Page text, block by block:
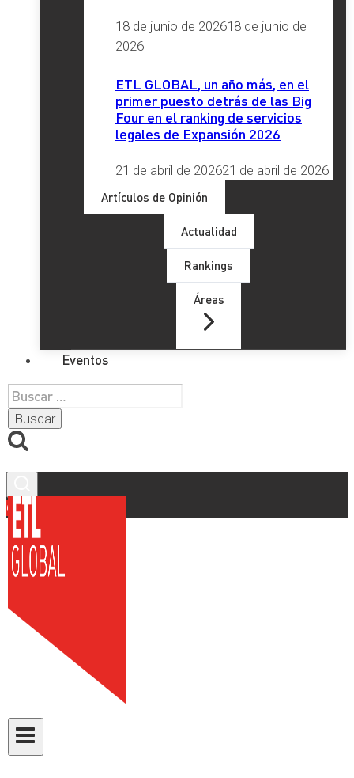
18 de junio de 202618 de junio de
2026
ETL GLOBAL, un año más, en el
primer puesto detrás de las Big
Four en el ranking de servicios
legales de Expansión 2026
21 de abril de 202621 de abril de 2026
Artículos de Opinión
Actualidad
Rankings
Áreas
Eventos
Buscar:
Contacto